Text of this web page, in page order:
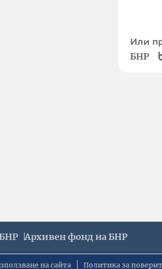
Или
БНР
Архивен фонд на БНР
на сайта Политика за